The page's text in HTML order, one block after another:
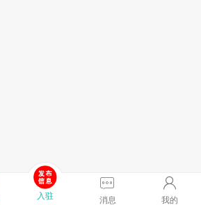
入驻 消息 我的